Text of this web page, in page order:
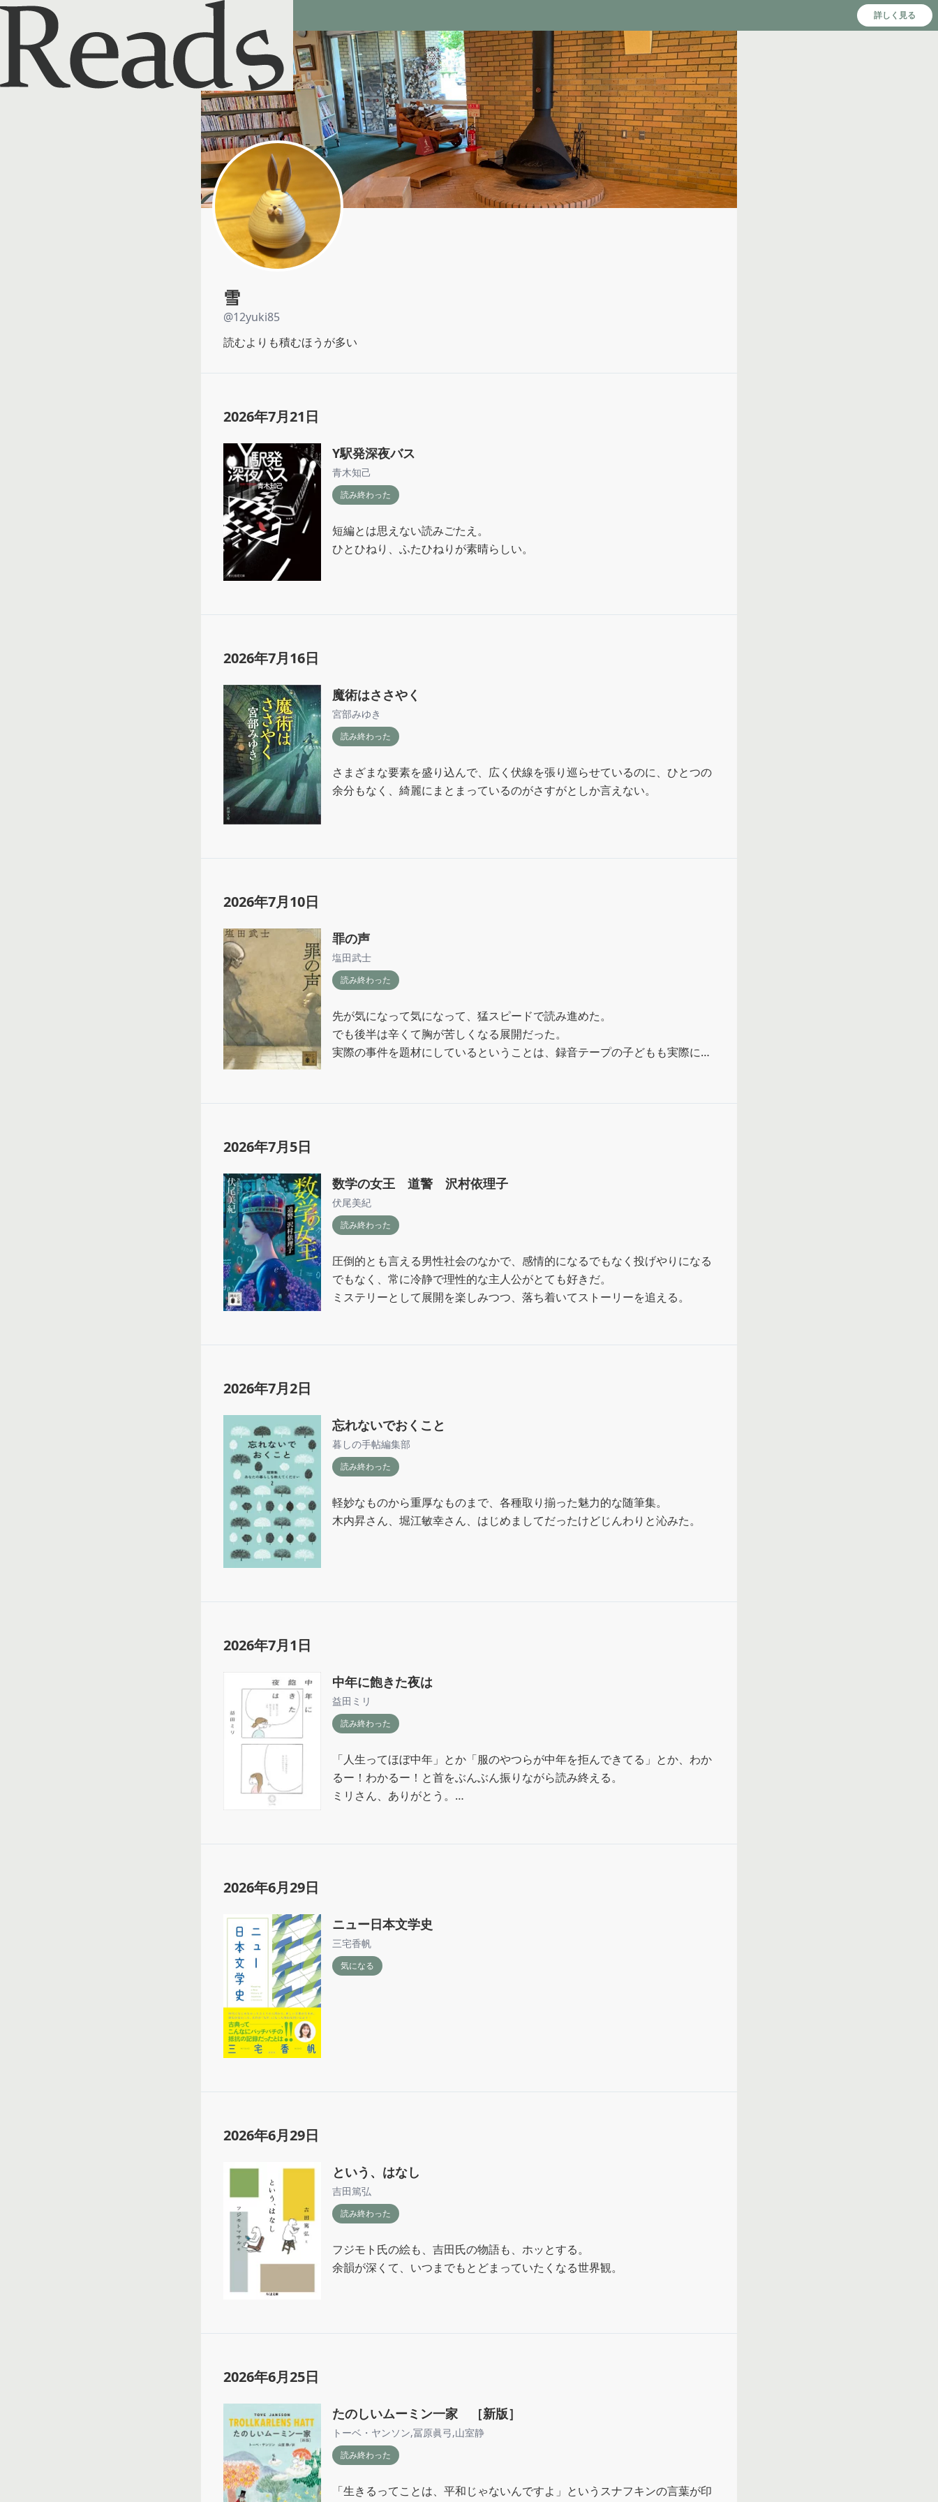
Reads - 読書のSNS＆記録アプリ 詳しく見る
雪
@12yuki85
読むよりも積むほうが多い
2026年7月21日
Y駅発深夜バス
青木知己
読み終わった
短編とは思えない読みごたえ。
ひとひねり、ふたひねりが素晴らしい。
2026年7月16日
魔術はささやく
宮部みゆき
読み終わった
さまざまな要素を盛り込んで、広く伏線を張り巡らせているのに、ひとつの
余分もなく、綺麗にまとまっているのがさすがとしか言えない。
2026年7月10日
罪の声
塩田武士
読み終わった
先が気になって気になって、猛スピードで読み進めた。
でも後半は辛くて胸が苦しくなる展開だった。
実際の事件を題材にしているということは、録音テープの子どもも実際にい
2026年7月5日
数学の女王 道警 沢村依理子
伏尾美紀
読み終わった
圧倒的とも言える男性社会のなかで、感情的になるでもなく投げやりになる
でもなく、常に冷静で理性的な主人公がとても好きだ。
ミステリーとして展開を楽しみつつ、落ち着いてストーリーを追える。
2026年7月2日
忘れないでおくこと
暮しの手帖編集部
読み終わった
軽妙なものから重厚なものまで、各種取り揃った魅力的な随筆集。
木内昇さん、堀江敏幸さん、はじめましてだったけどじんわりと沁みた。
2026年7月1日
中年に飽きた夜は
益田ミリ
読み終わった
「人生ってほぼ中年」とか「服のやつらが中年を拒んできてる」とか、わか
るー！わかるー！と首をぶんぶん振りながら読み終える。
ミリさん、ありがとう。
2026年6月29日
ニュー日本文学史
三宅香帆
気になる
2026年6月29日
という、はなし
吉田篤弘
読み終わった
フジモト氏の絵も、吉田氏の物語も、ホッとする。
余韻が深くて、いつまでもとどまっていたくなる世界観。
2026年6月25日
たのしいムーミン一家 ［新版］
トーベ・ヤンソン,冨原眞弓,山室静
読み終わった
「生きるってことは、平和じゃないんですよ」というスナフキンの言葉が印